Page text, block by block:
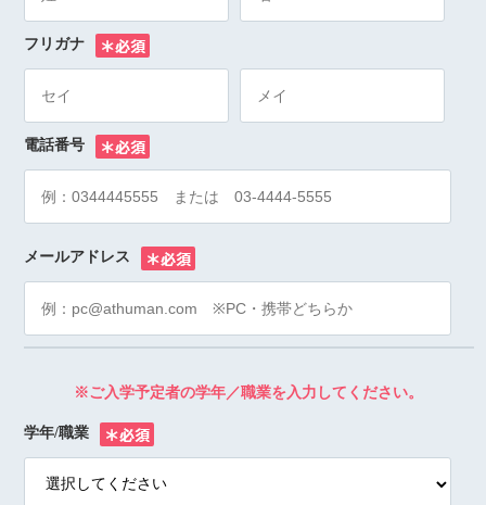
フリガナ
電話番号
メールアドレス
※ご入学予定者の学年／職業を入力してください。
学年/職業